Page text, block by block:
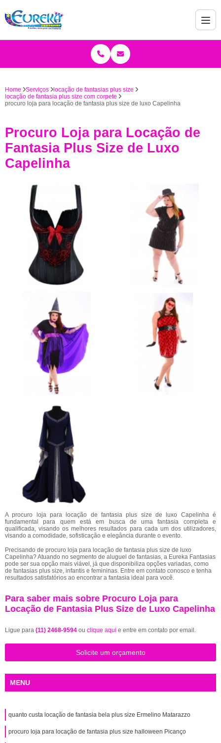
Home Serviços
locação de fantasias plus size
locação de fantasia plus size com corpete
procuro loja para locação de fantasia plus size de luxo Capelinha
Procuro Loja para Locação de
Fantasia Plus Size de Luxo
Capelinha
A procuro loja para locação de fantasia plus size de luxo Capelinha é
fundamental para quem está em busca de uma fantasia completa e
qualificada, visando os melhores resultados para cada um dos utilizadores,
visando a comodidade, sofisticação e elegância durante o evento.
Precisando de procuro loja para locação de fantasia plus size de luxo
Capelinha? Atuando no segmento de aluguel de fantasias, a Eureka Fantasias
pode ser sua opção mais viável, já que disponibiliza opções variadas, como
de fantasias plus size, infantis e femininas. Entre em contato conosco e tenha
resultados satisfatórios ao encontrar a fantasia ideal para você.
Para saber mais sobre Procuro Loja para
Locação de Fantasia Plus Size de Luxo Capelinha
Ligue para (11) 2468-9594 ou clique aqui e entre em contato por email.
Solicite um orçamento
MENU
quanto custa locação de fantasia bela plus size Ermelino Matarazzo
procuro loja para locação de fantasia plus size halloween Picanço